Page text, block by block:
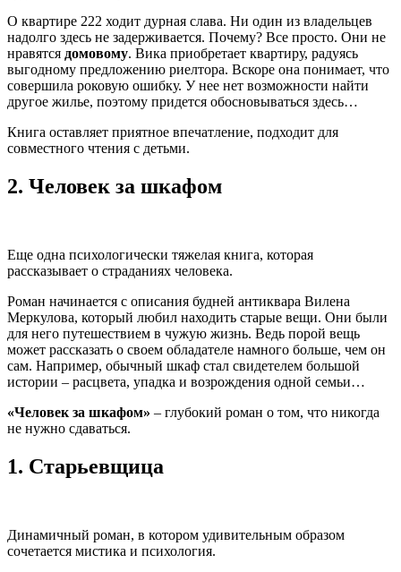
О квартире 222 ходит дурная слава. Ни один из владельцев
надолго здесь не задерживается. Почему? Все просто. Они не
нравятся домовому. Вика приобретает квартиру, радуясь
выгодному предложению риелтора. Вскоре она понимает, что
совершила роковую ошибку. У нее нет возможности найти
другое жилье, поэтому придется обосновываться здесь…
Книга оставляет приятное впечатление, подходит для
совместного чтения с детьми.
2. Человек за шкафом
Еще одна психологически тяжелая книга, которая
рассказывает о страданиях человека.
Роман начинается с описания будней антиквара Вилена
Меркулова, который любил находить старые вещи. Они были
для него путешествием в чужую жизнь. Ведь порой вещь
может рассказать о своем обладателе намного больше, чем он
сам. Например, обычный шкаф стал свидетелем большой
истории – расцвета, упадка и возрождения одной семьи…
«Человек за шкафом» – глубокий роман о том, что никогда
не нужно сдаваться.
1. Старьевщица
Динамичный роман, в котором удивительным образом
сочетается мистика и психология.